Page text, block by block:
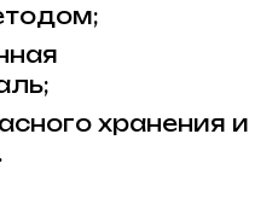
хранения и